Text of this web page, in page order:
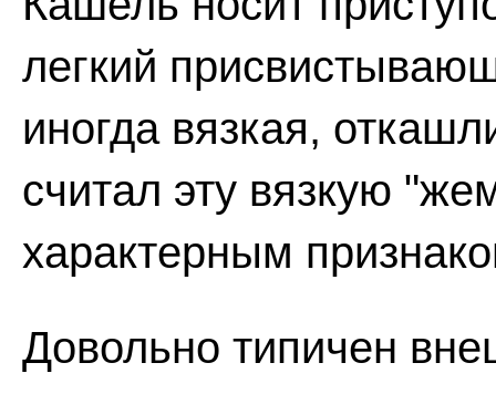
легкий
иногда вязкая,
считал эту вязкую
характерным
Довольно типичен